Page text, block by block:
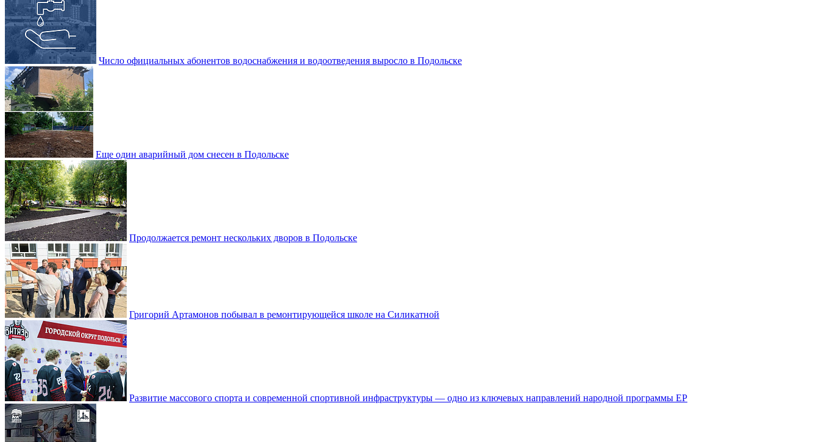
Число официальных абонентов водоснабжения и водоотведения выросло в Подольске
Еще один аварийный дом снесен в Подольске
Продолжается ремонт нескольких дворов в Подольске
Григорий Артамонов побывал в ремонтирующейся школе на Силикатной
Развитие массового спорта и современной спортивной инфраструктуры — одно из ключевых направлений народной программы ЕР